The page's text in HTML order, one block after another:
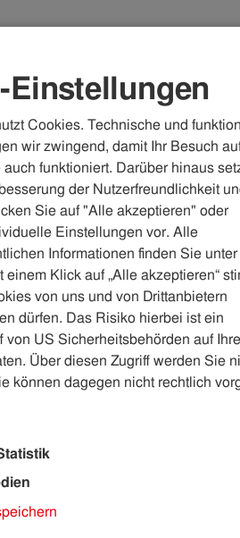
KÄLTE & WÄRME
finden
Services und Kontakt
Einstellungen
Cookies. Technische und
wir zwingend, damit Ihr Besuch
auch funktioniert. Darüber hinaus
der Nutzerfreundlichkeit
Sie auf "Alle akzeptieren" oder
Einstellungen vor. Alle
Informationen finden Sie unter
einem Klick auf „Alle akzeptieren“
von uns und von Drittanbietern
dürfen. Das Risiko hierbei ist ein
von US Sicherheitsbehörden auf Ihre
Über diesen Zugriff werden Sie
können dagegen nicht rechtlich